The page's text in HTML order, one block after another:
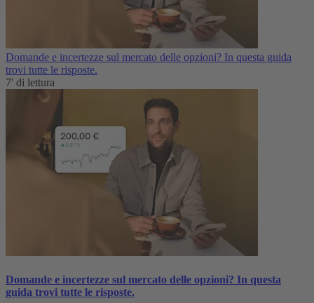
Domande e incertezze sul mercato delle opzioni? In questa guida
trovi tutte le risposte.
7' di lettura
Domande e incertezze sul mercato delle opzioni? In questa
guida trovi tutte le risposte.